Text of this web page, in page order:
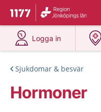
Till startsidan för 1177
Du har valt region
Logga in
på 1177.se
Sjukdomar & besvär
Hormoner